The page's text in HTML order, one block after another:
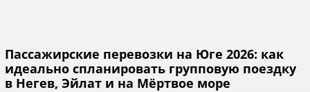
Пассажирские перевозки на Юге 2026: как
идеально спланировать групповую поездку
в Негев, Эйлат и на Мёртвое море